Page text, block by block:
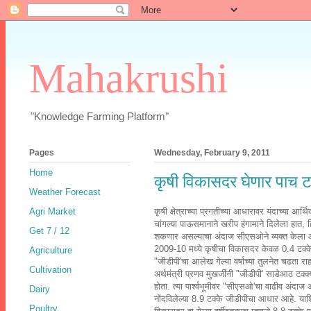
Mahakrushi
"Knowledge Farming Platform"
Wednesday, February 9, 2011
कृषी विकासदर घेणार पाच
कृषी क्षेत्राच्या प्रगतीच्या आधारावर यंदाच्या
चांगल्या पाऊसमानाने खरीप हंगामाने दिलेला हात,
शकणार असल्याचा अंदाज सीएसओने व्यक्त केला
2009-10 मध्ये कृषीचा विकासदर केवळ 0.4 टक्के
"जीडीपी'चा आलेख गेल्या वर्षाच्या तुलनेत चढता
अर्थमंत्री प्रणव मुखर्जींनी "जीडीपी' साडेआठ
होता. त्या पार्श्‍वभूमीवर "सीएसओ'चा वाढीव
नोंदविलेल्या 8.9 टक्के जीडीपीचा आधार आहे.
Pages
Home
Weather Forecast
Agri Market
Get 7 / 12
Agriculture
Cultivation
Dairy
Poultry